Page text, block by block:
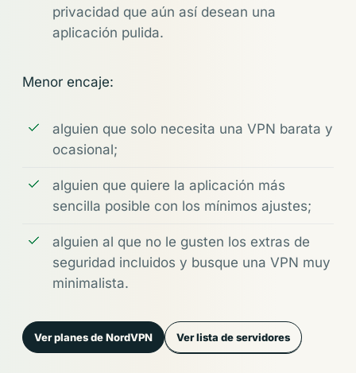
privacidad que aún así desean una
aplicación pulida.
Menor encaje:
alguien que solo necesita una VPN barata y
ocasional;
alguien que quiere la aplicación más
sencilla posible con los mínimos ajustes;
alguien al que no le gusten los extras de
seguridad incluidos y busque una VPN muy
minimalista.
Ver planes de NordVPN Ver lista de servidores